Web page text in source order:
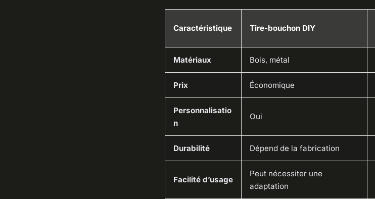
Caractéristique Tire-bouchon DIY
Matériaux Bois, métal
Prix Économique
Personnalisatio
n
Oui
Durabilité Dépend de la fabrication
Facilité d’usage
Peut nécessiter une
adaptation